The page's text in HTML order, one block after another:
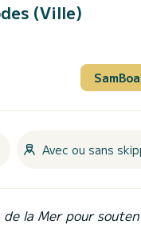
(Ville)
Avec ou sans
la Mer pour